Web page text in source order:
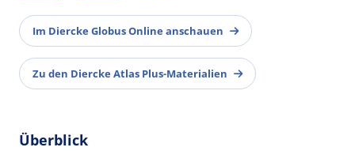
Im Diercke Globus Online anschauen
Zu den Diercke Atlas Plus-Materialien
Überblick